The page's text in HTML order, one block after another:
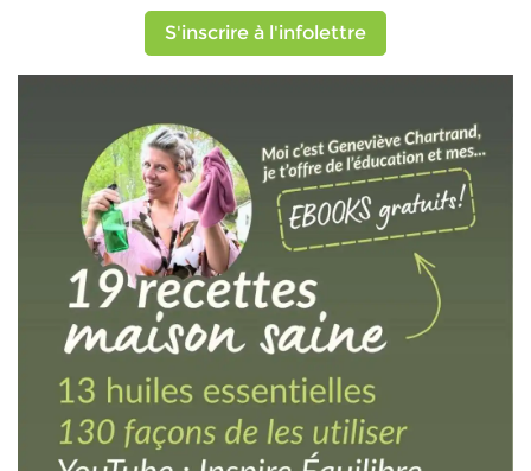
S'inscrire à l'infolettre